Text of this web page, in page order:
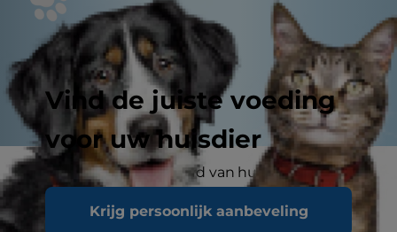
Vind de juiste voeding
voor uw huisdier
Krijg persoonlijk aanbeveling
Je hebt vast wel gehoord van huidkanker bij
mensen, maar kunnen honden ook huidkanker
krijgen? Hoe ziet huidkanker eruit bij een hond?